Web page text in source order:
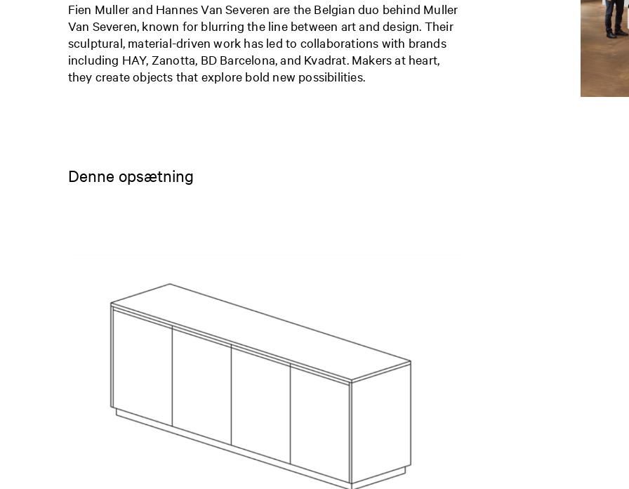
Fien Muller and Hannes Van Severen are the Belgian duo behind Muller
Van Severen, known for blurring the line between art and design. Their
sculptural, material-driven work has led to collaborations with brands
including HAY, Zanotta, BD Barcelona, and Kvadrat. Makers at heart,
they create objects that explore bold new possibilities.
Denne opsætning